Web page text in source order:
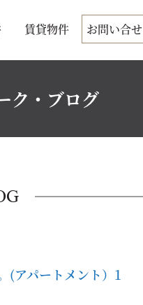
賃貸物件 お問い合せ
ク・ブログ
(アパートメント）1